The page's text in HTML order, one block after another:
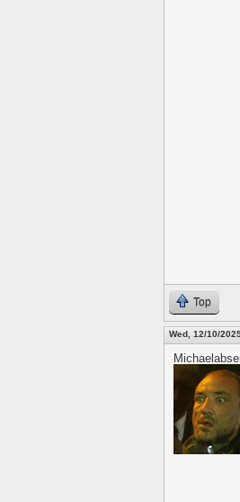
Top
Wed, 12/10/